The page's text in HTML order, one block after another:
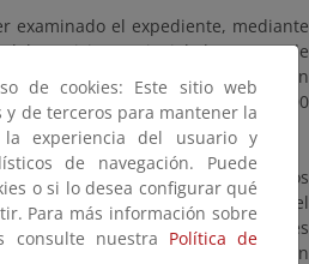
examinado el expediente, mediante
Servicio Provincial de Costas de
nº 6, 3ª planta de Donostia-San
lunes a viernes de 09:00 a 14:00
se presentarán según los
la Ley 39/2015, de 1 de octubre, del
Común de las Administraciones
Provincial de Costas de Gipuzkoa, en
de cookies: Este sitio web
y de terceros para mantener la
la experiencia del usuario y
de navegación. Puede
o si lo desea configurar qué
Para más información sobre
consulte nuestra Política de